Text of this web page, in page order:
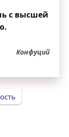
с высшей
Конфуций